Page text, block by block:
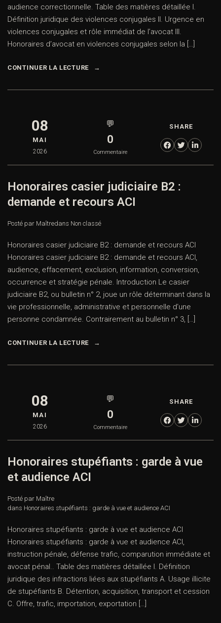
audience correctionnelle. Table des matières détaillée I.
Définition juridique des violences conjugales II. Urgence en
violences conjugales et rôle immédiat de l’avocat III.
Honoraires d’avocat en violences conjugales selon la […]
CONTINUER LA LECTURE
08
MAI
2026
💬
0
Commentaire
SHARE
Honoraires casier judiciaire B2 :
demande et recours ACI
Posté par Maîtredans Non classé
Honoraires casier judiciaire B2 : demande et recours ACI
Honoraires casier judiciaire B2 : demande et recours ACI,
audience, effacement, exclusion, information, conversion,
occurrence et stratégie pénale. Introduction Le casier
judiciaire B2, ou bulletin n° 2, joue un rôle déterminant dans la
vie professionnelle, administrative et personnelle d’une
personne condamnée. Contrairement au bulletin n° 3, […]
CONTINUER LA LECTURE
08
MAI
2026
💬
0
Commentaire
SHARE
Honoraires stupéfiants : garde à vue
et audience ACI
Posté par Maître
dans Honoraires stupéfiants : garde à vue et audience ACI
Honoraires stupéfiants : garde à vue et audience ACI
Honoraires stupéfiants : garde à vue et audience ACI,
instruction pénale, défense trafic, comparution immédiate et
avocat pénal.. Table des matières détaillée I. Définition
juridique des infractions liées aux stupéfiants A. Usage illicite
de stupéfiants B. Détention, acquisition, transport et cession
C. Offre, trafic, importation, exportation […]